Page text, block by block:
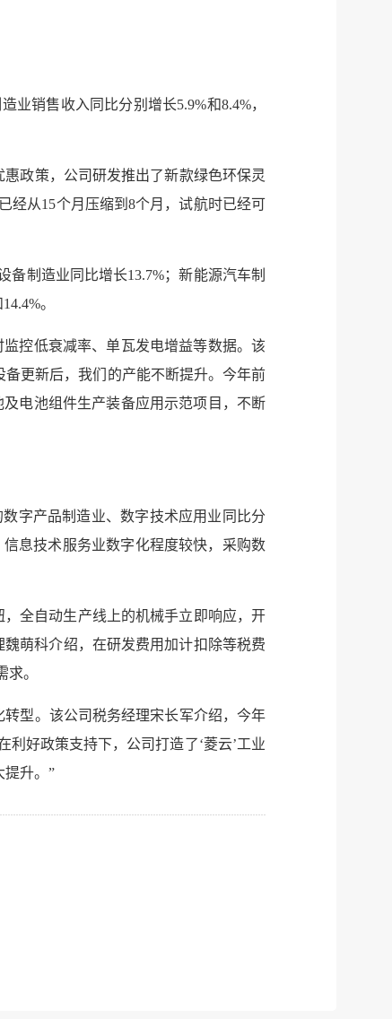
销售收入同比分别增长5.9%和8.4%，
政策，公司研发推出了新款绿色环保灵
经从15个月压缩到8个月，试航时已经可
制造业同比增长13.7%；新能源汽车制
。
控低衰减率、单瓦发电增益等数据。该
更新后，我们的产能不断提升。今年前
电池组件生产装备应用示范项目，不断
字产品制造业、数字技术应用业同比分
息技术服务业数字化程度较快，采购数
全自动生产线上的机械手立即响应，开
萌科介绍，在研发费用加计扣除等税费
。
型。该公司税务经理宋长军介绍，今年
利好政策支持下，公司打造了‘菱云’工业
提升。”